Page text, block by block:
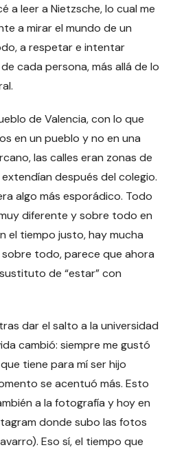
a leer a Nietzsche, lo cual me
a mirar el mundo de un
a respetar e intentar
cada persona, más allá de lo
de Valencia, con lo que
en un pueblo y no en una
las calles eran zonas de
después del colegio.
algo más esporádico. Todo
diferente y sobre todo en
el tiempo justo, hay mucha
todo, parece que ahora
de “estar” con
dar el salto a la universidad
cambió: siempre me gustó
tiene para mí ser hijo
se acentuó más. Esto
a la fotografía y hoy en
donde subo las fotos
Eso sí, el tiempo que